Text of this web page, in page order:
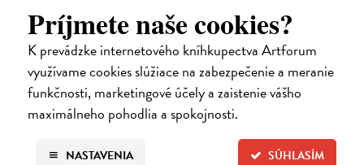
Príjmete naše cookies?
K prevádzke internetového kníhkupectva Artforum
využívame cookies slúžiace na zabezpečenie a meranie
funkčnosti, marketingové účely a zaistenie vášho
maximálneho pohodlia a spokojnosti.
SÚHLASÍM
NASTAVENIA
18,55 €
19,95 € ?
na sklade